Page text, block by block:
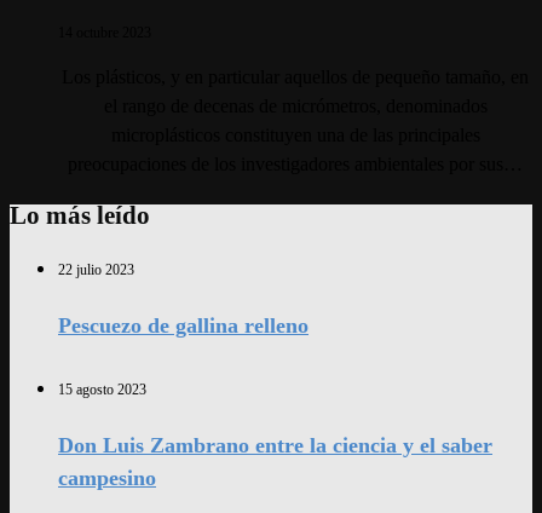
Lo más leído
22 julio 2023
Pescuezo de gallina relleno
15 agosto 2023
Don Luis Zambrano entre la ciencia y el saber
campesino